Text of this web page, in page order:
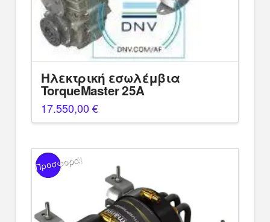
Ηλεκτρική εσωλέμβια
TorqueMaster 25A
17.550,00€
Προσφορά!